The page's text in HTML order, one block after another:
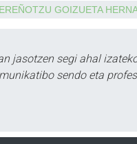
EREÑOTZU GOIZUETA
jasotzen segi ahal
sendo eta